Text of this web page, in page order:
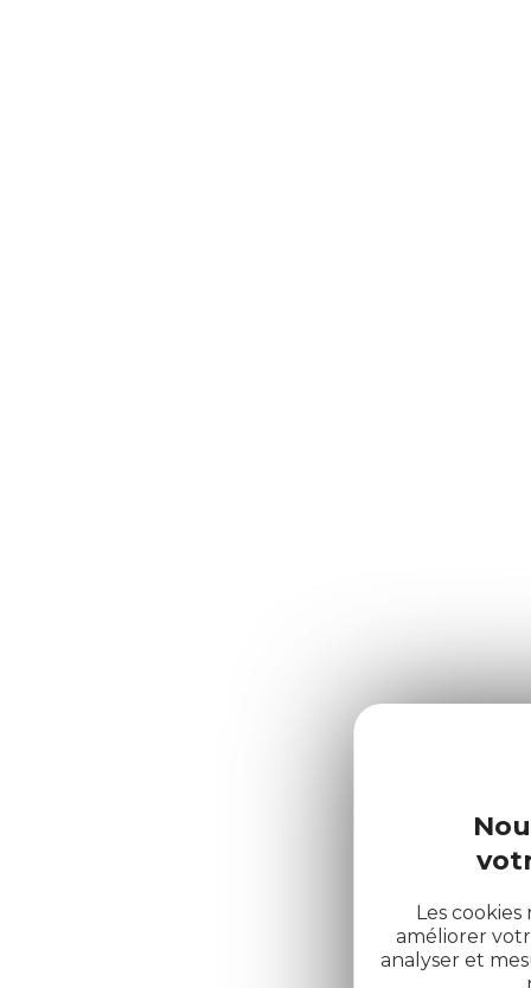
Les
améliorer
analyser et